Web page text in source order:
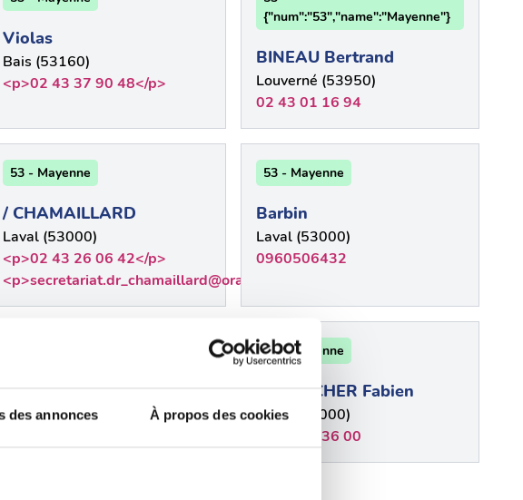
des annonces À propos des cookies
Violas
Bais (53160)
<p>02 43 37 90 48</p>
{"num":"53","name":"Mayenne"}
BINEAU Bertrand
Louverné (53950)
02 43 01 16 94
53 - Mayenne
/ CHAMAILLARD
Laval (53000)
<p>02 43 26 06 42</p>
<p>secretariat.dr_chamaillard@orange.fr</p>
53 - Mayenne
Barbin
Laval (53000)
0960506432
LELIEVRE Thierry
Laval (53000)
53 - Mayenne
ROCATCHER Fabien
Laval (53000)
02 43 66 36 00